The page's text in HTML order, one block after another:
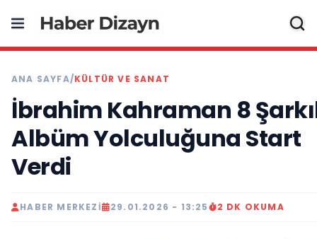
ANA SAYFA/KÜLTÜR VE SANAT
İbrahim Kahraman 8
Albüm Yolculuğuna Start
Verdi
HABER MERKEZI 29.01.2026 - 13:25 2 DK OKUMA